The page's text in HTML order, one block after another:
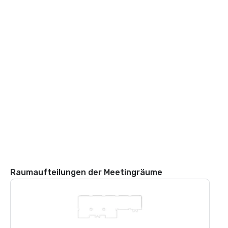
Raumaufteilungen der Meetingräume